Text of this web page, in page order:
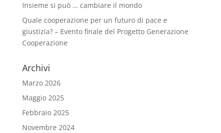
Insieme si può … cambiare il mondo
Quale cooperazione per un futuro di pace e
giustizia? – Evento finale del Progetto Generazione
Cooperazione
Archivi
Marzo 2026
Maggio 2025
Febbraio 2025
Novembre 2024